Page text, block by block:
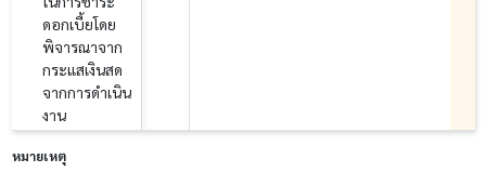
ดอกเบี้ยโดย
พิจารณาจาก
กระแสเงินสด
จากการดำเนิน
งาน
หมายเหตุ